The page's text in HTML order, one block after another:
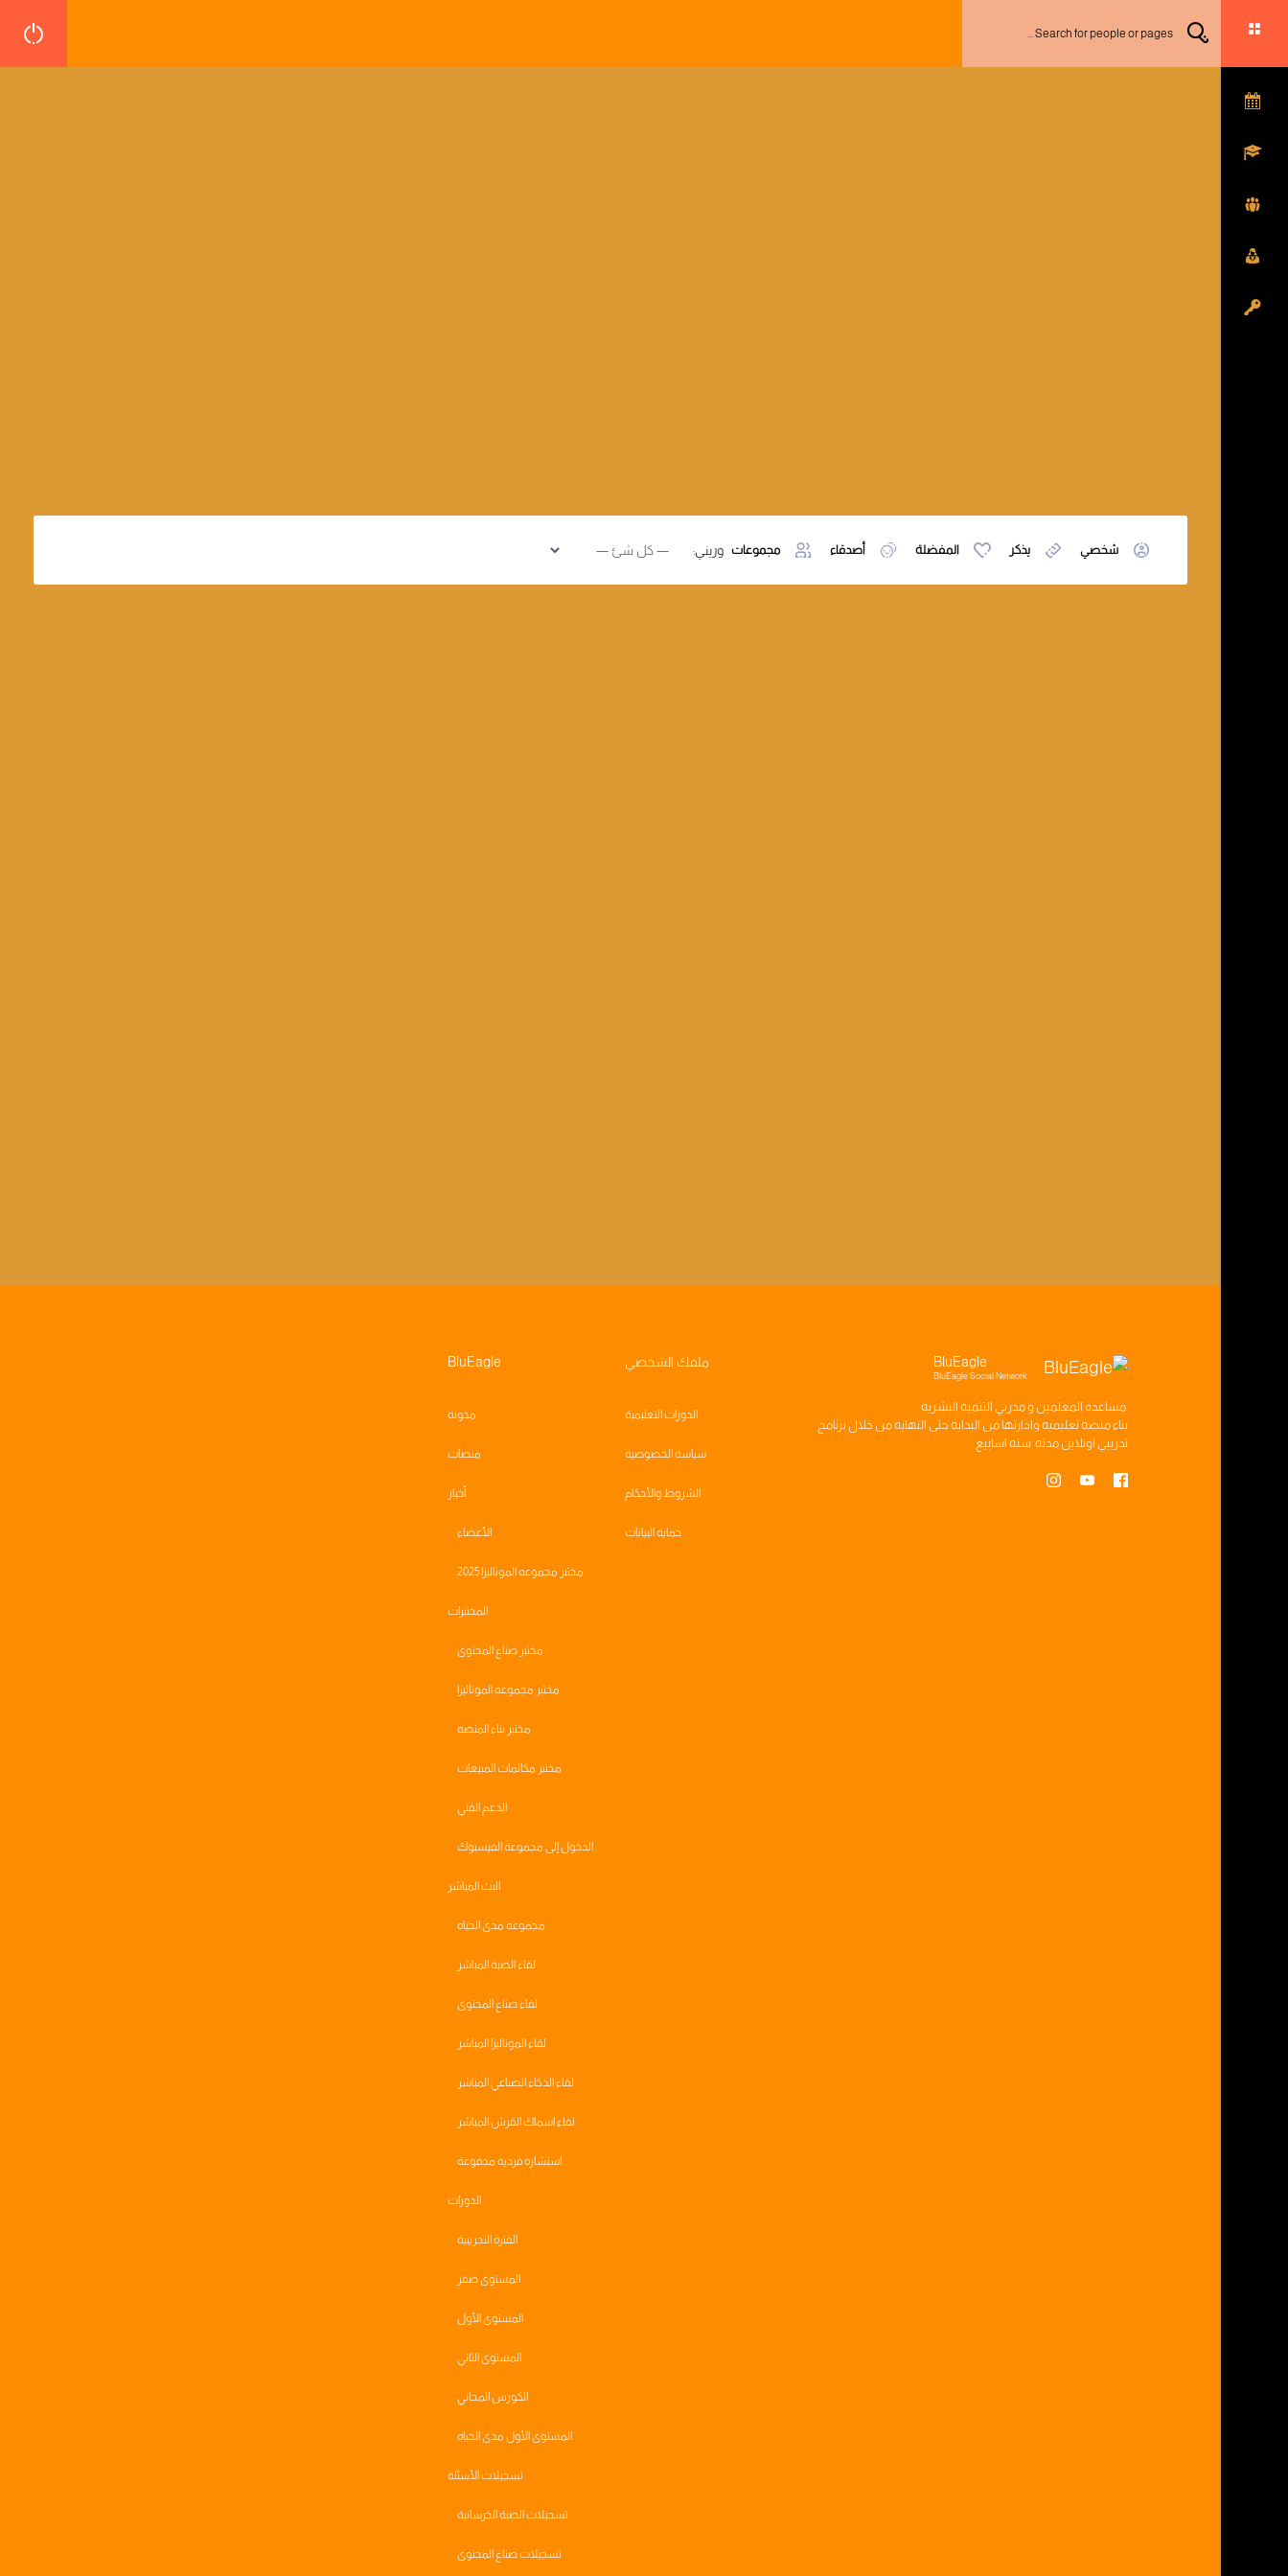
شخصي يذكر المفضلة أصدقاء مجموعات وريني:
BluEagle
BluEagle Social Network
مساعده المعلمين ومدربي التنميه البشريه
بناءمنصه تعليميه وادارتها من البدايه حتى النهايه من خلال برنامج
تدريبي اونلاين مدته سته اسابيع
ملفك الشخصي
الدورات التعليمية
سياسة الخصوصية
الشروط والأحكام
حماية البيانات
BluEagle
مدونه
منصات
أخبار
الأعضاء
مختبر مجموعه الموناليزا 2025
المختبرات
مختبر صناع المحتوى
مختبر مجموعه الموناليزا
مختبر بناء المنصه
مختبر مكالمات المبيعات
الدعم الفني
الدخول إلى مجموعة الفيسبوك
البث المباشر
مجموعه مدى الحياه
لقاء الصبة المباشر
لقاء صناع المحتوى
لقاء الموناليزا المباشر
لقاء الذكاء الصناعي المباشر
لقاء اسماك القرش المباشر
استشاره فرديه مدفوعة
الدورات
الفترة التجريبية
المستوى صفر
المستوى الأول
المستوى الثاني
الكورس المجاني
المستوى الأول مدى الحياه
تسجيلات الأسئلة
تسجيلات الصبة الخرسانية
تسجيلات صناع المحتوى